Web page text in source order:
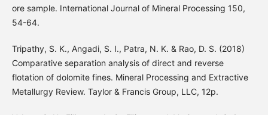
ore sample. International Journal of Mineral Processing 150,
54-64.
Tripathy, S. K., Angadi, S. I., Patra, N. K. & Rao, D. S. (2018)
Comparative separation analysis of direct and reverse
flotation of dolomite fines. Mineral Processing and Extractive
Metallurgy Review. Taylor & Francis Group, LLC, 12p.